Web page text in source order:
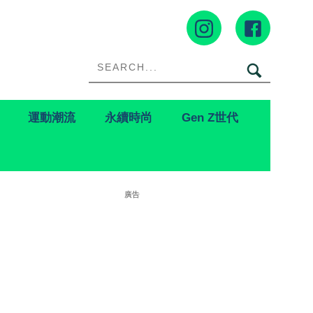
運動潮流 永續時尚 Gen Z世代
廣告